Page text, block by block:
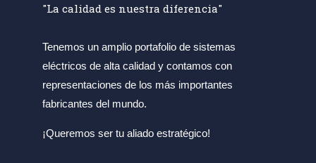
"La calidad es nuestra diferencia"
Tenemos un amplio portafolio de sistemas
eléctricos de alta calidad y contamos con
representaciones de los más importantes
fabricantes del mundo.
¡Queremos ser tu aliado estratégico!